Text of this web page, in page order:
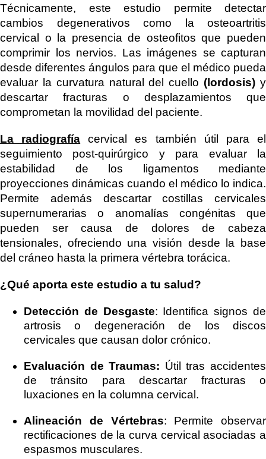
Técnicamente, este estudio permite detectar
cambios degenerativos como la osteoartritis
cervical o la presencia de osteofitos que pueden
comprimir los nervios. Las imágenes se capturan
desde diferentes ángulos para que el médico pueda
evaluar la curvatura natural del cuello (lordosis) y
descartar fracturas o desplazamientos que
comprometan la movilidad del paciente.
La radiografía
cervical es también útil para el
seguimiento post-quirúrgico y para evaluar la
estabilidad de los ligamentos mediante
proyecciones dinámicas cuando el médico lo indica.
Permite además descartar costillas cervicales
supernumerarias o anomalías congénitas que
pueden ser causa de dolores de cabeza
tensionales, ofreciendo una visión desde la base
del cráneo hasta la primera vértebra torácica.
¿Qué aporta este estudio a tu salud?
Detección de Desgaste: Identifica signos de
artrosis o degeneración de los discos
cervicales que causan dolor crónico.
Evaluación de Traumas: Útil tras accidentes
de tránsito para descartar fracturas o
luxaciones en la columna cervical.
Alineación de Vértebras: Permite observar
rectificaciones de la curva cervical asociadas a
espasmos musculares.